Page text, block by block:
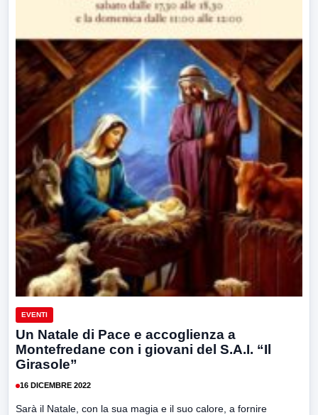
EVENTI
Un Natale di Pace e accoglienza a
Montefredane con i giovani del S.A.I. “Il
Girasole”
16 DICEMBRE 2022
Sarà il Natale, con la sua magia e il suo calore, a fornire